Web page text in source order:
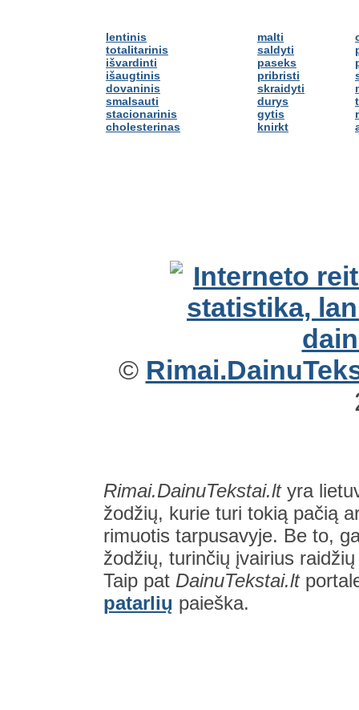
lentinis
totalitarinis
išvardinti
išaugtinis
dovaninis
smalsauti
stacionarinis
cholesterinas
malti
saldyti
paseks
pribristi
skraidyti
durys
gytis
knirkt
©
Rimai.DainuTekstai.ltyra
žodžių, kurie turi tokią pačią
rimuotis tarpusavyje. Be to,
žodžių, turinčių įvairius
Taip pat DainuTekstai.lt
patarlių paieška.